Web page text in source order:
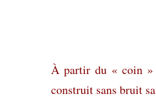
À partir du « coin »
construit sans bruit